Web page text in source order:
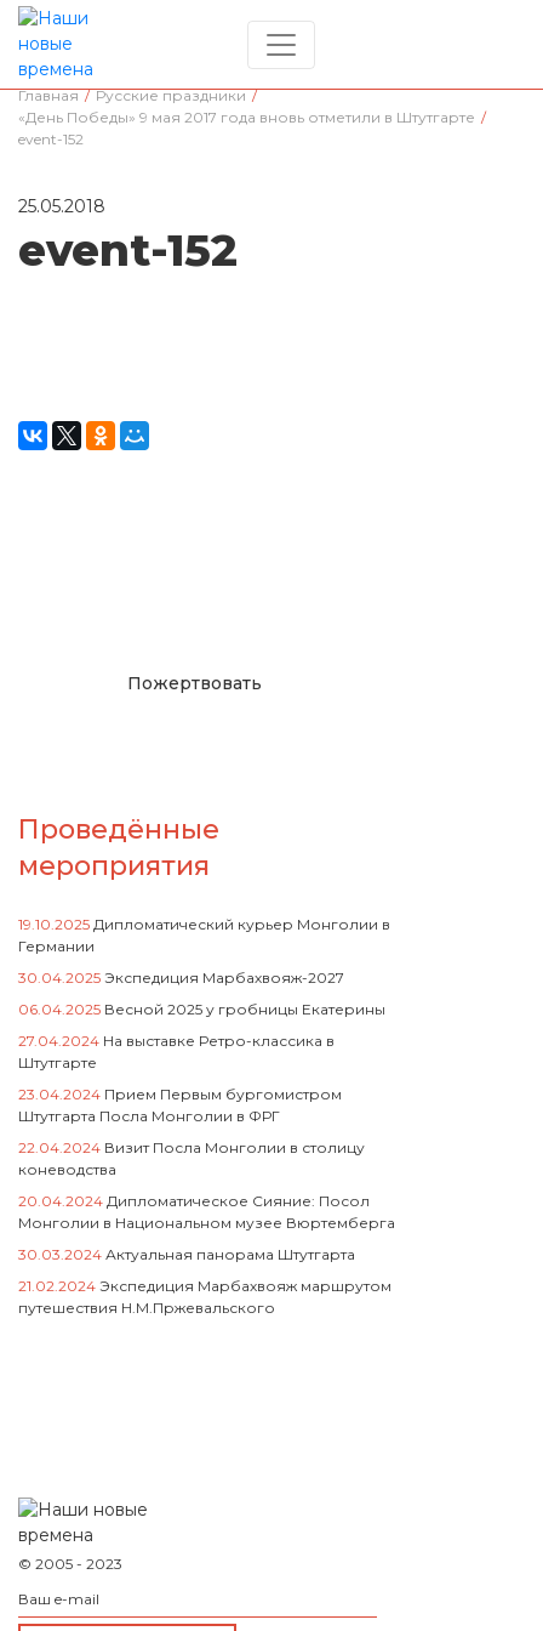
Главная / Русские праздники /
«День Победы» 9 мая 2017 года вновь отметили в Штутгарте /
event-152
25.05.2018
event-152
Пожертвовать
Проведённые
мероприятия
19.10.2025 Дипломатический курьер Монголии в
Германии
30.04.2025 Экспедиция Марбахвояж-2027
06.04.2025 Весной 2025 у гробницы Екатерины
27.04.2024 На выставке Ретро-классика в
Штутгарте
23.04.2024 Прием Первым бургомистром
Штутгарта Посла Монголии в ФРГ
22.04.2024 Визит Посла Монголии в столицу
коневодства
20.04.2024 Дипломатическое Сияние: Посол
Монголии в Национальном музее Вюртемберга
30.03.2024 Актуальная панорама Штутгарта
21.02.2024 Экспедиция Марбахвояж маршрутом
путешествия Н.М.Пржевальского
© 2005 - 2023